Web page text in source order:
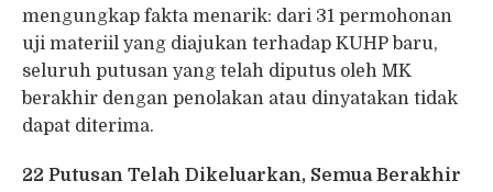
mengungkap fakta menarik: dari 31 permohonan
uji materiil yang diajukan terhadap KUHP baru,
seluruh putusan yang telah diputus oleh MK
berakhir dengan penolakan atau dinyatakan tidak
dapat diterima.
22 Putusan Telah Dikeluarkan, Semua Berakhir